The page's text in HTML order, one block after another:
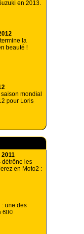
en 2013.
la
beauté !
mondial
pour Loris
détrône les
en Moto2 :
: une des
600